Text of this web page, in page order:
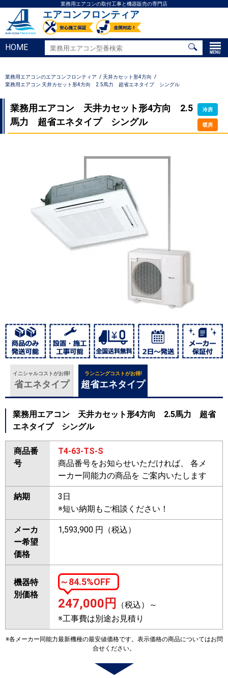
業務用エアコンの取付工事と機器販売の専門店
エアコンフロンティア
HOME
業務用エアコンのエアコンフロンティア
天井カセット形4方向
業務用エアコン 天井カセット形4方向 2.5馬力 超省エネタイプ シングル
業務用エアコン 天井カセット形4方向 2.5
馬力 超省エネタイプ シングル
冷房
暖房
イニシャルコストがお得!
省エネタイプ
ランニングコストがお得!
超省エネタイプ
業務用エアコン 天井カセット形4方向 2.5馬力 超省
エネタイプ シングル
商品番
号
T4-63-TS-S
商品番号をお知らせいただければ、 各メ
ーカー同能力の商品を ご案内いたします
納期
3日
※短い納期もご相談ください！
メーカ
ー希望
価格
1,593,900 円（税込）
機器特
別価格
～84.5%OFF
247,000 円
（税込）～
※工事費は別途お見積り
※各メーカー同能力最新機種の最安値価格です。表示価格の商品についてはお問
合せください。